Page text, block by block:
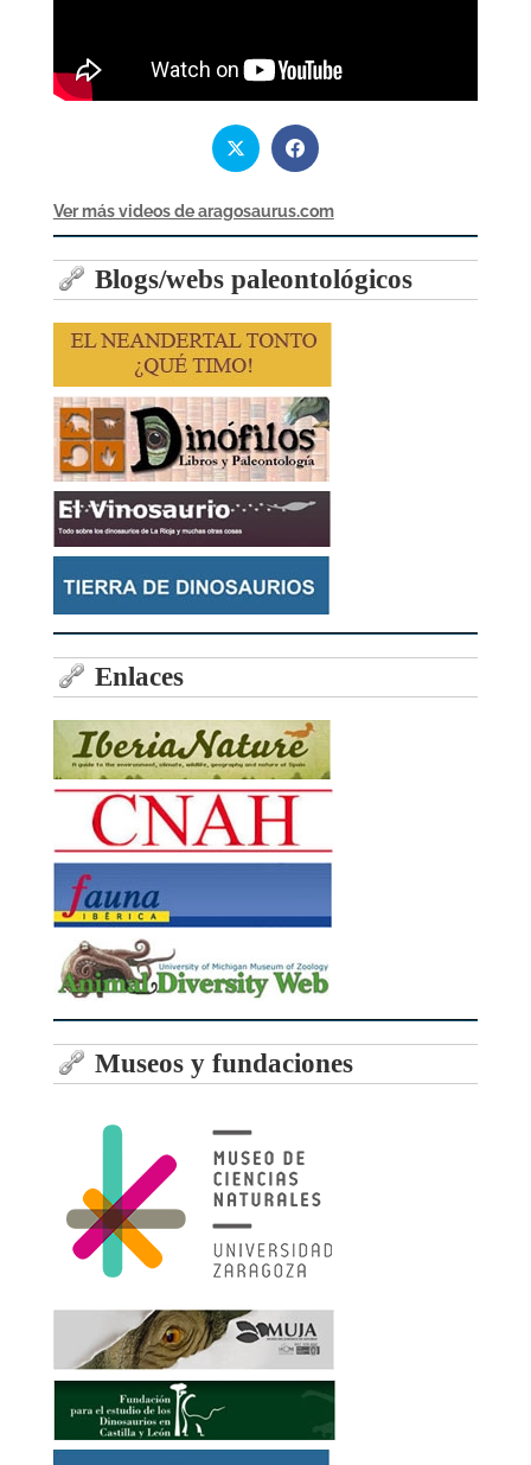
Ver más videos de aragosaurus.com
Blogs/webs paleontológicos
Enlaces
Museos y fundaciones